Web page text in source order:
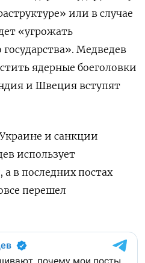
или в случае
«угрожать
Медведев
ядерные боеголовки
и Швеция вступят
и санкции
использует
в последних постах
перешел